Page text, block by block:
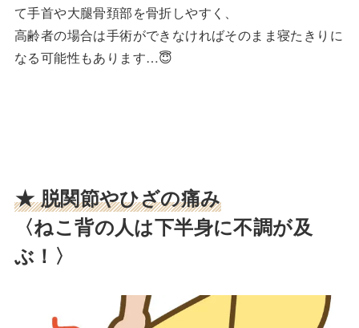
て手首や大腿骨頚部を骨折しやすく、
高齢者の場合は手術ができなければそのまま寝たきりに
なる可能性もあります…😇
★ 脱関節やひざの痛み
〈ねこ背の人は下半身に不調が及
ぶ！〉